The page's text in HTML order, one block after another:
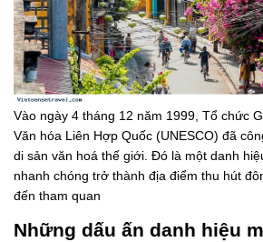
Vào ngày 4 tháng 12 năm 1999, Tổ chức
Văn hóa Liên Hợp Quốc (UNESCO) đã
di sản văn hoá thế giới. Đó là một danh
nhanh chóng trở thành địa điểm thu hút
đến tham quan
Những dấu ấn danh hiệu